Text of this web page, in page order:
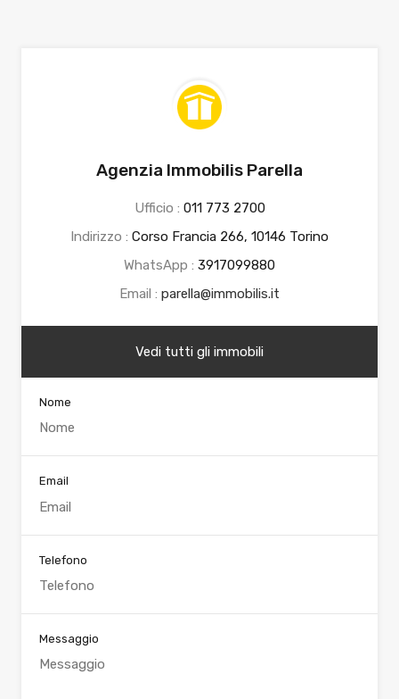
Agenzia Immobilis Parella
Ufficio : 011 773 2700
Indirizzo : Corso Francia 266, 10146 Torino
WhatsApp : 3917099880
Email : parella@immobilis.it
Vedi tutti gli immobili
Nome
Email
Telefono
Messaggio